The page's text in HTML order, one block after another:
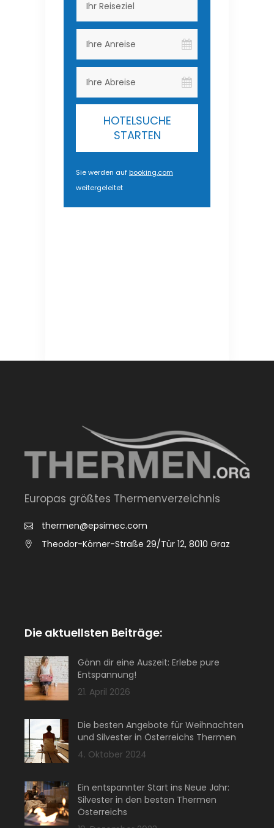
HOTELSUCHE
STARTEN
Sie werden aufbooking.com
weitergeleitet
Europas größtes Thermenverzeichnis
thermen@epsimec.com
Theodor-Körner-Straße 29/Tür 12, 8010 Graz
Die aktuellsten Beiträge:
Gönn dir eine Auszeit: Erlebe pure
Entspannung!
21. April 2026
Die besten Angebote für Weihnachten
und Silvester in Österreichs Thermen
4. Oktober 2024
Ein entspannter Start ins Neue Jahr:
Silvester in den besten Thermen
Österreichs